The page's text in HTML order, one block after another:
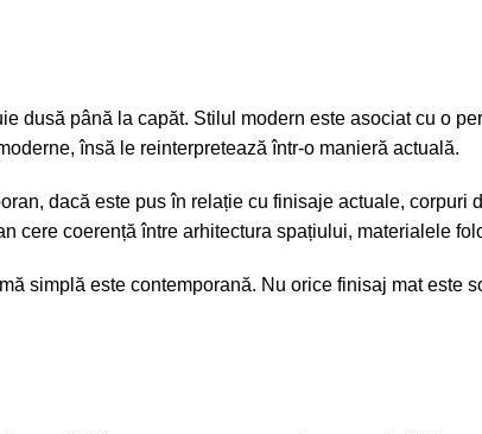
dusă până la capăt. Stilul modern este asociat cu o
însă le reinterpretează într-o manieră actuală.
dacă este pus în relație cu finisaje actuale, corpuri
cere coerență între arhitectura spațiului, materialele
simplă este contemporană. Nu orice finisaj mat este